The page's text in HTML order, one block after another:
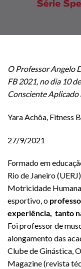
O Professor Angelo
FB 2021, no dia 10
Consciente Aplicado
Yara Achôa, Fitness
27/9/2021
Formado em
Rio de Janeiro
Motricidade
esportivo, o
experiência, tanto
Foi professor de
alongamento das
Clube de Ginástica,
Magazine (revista